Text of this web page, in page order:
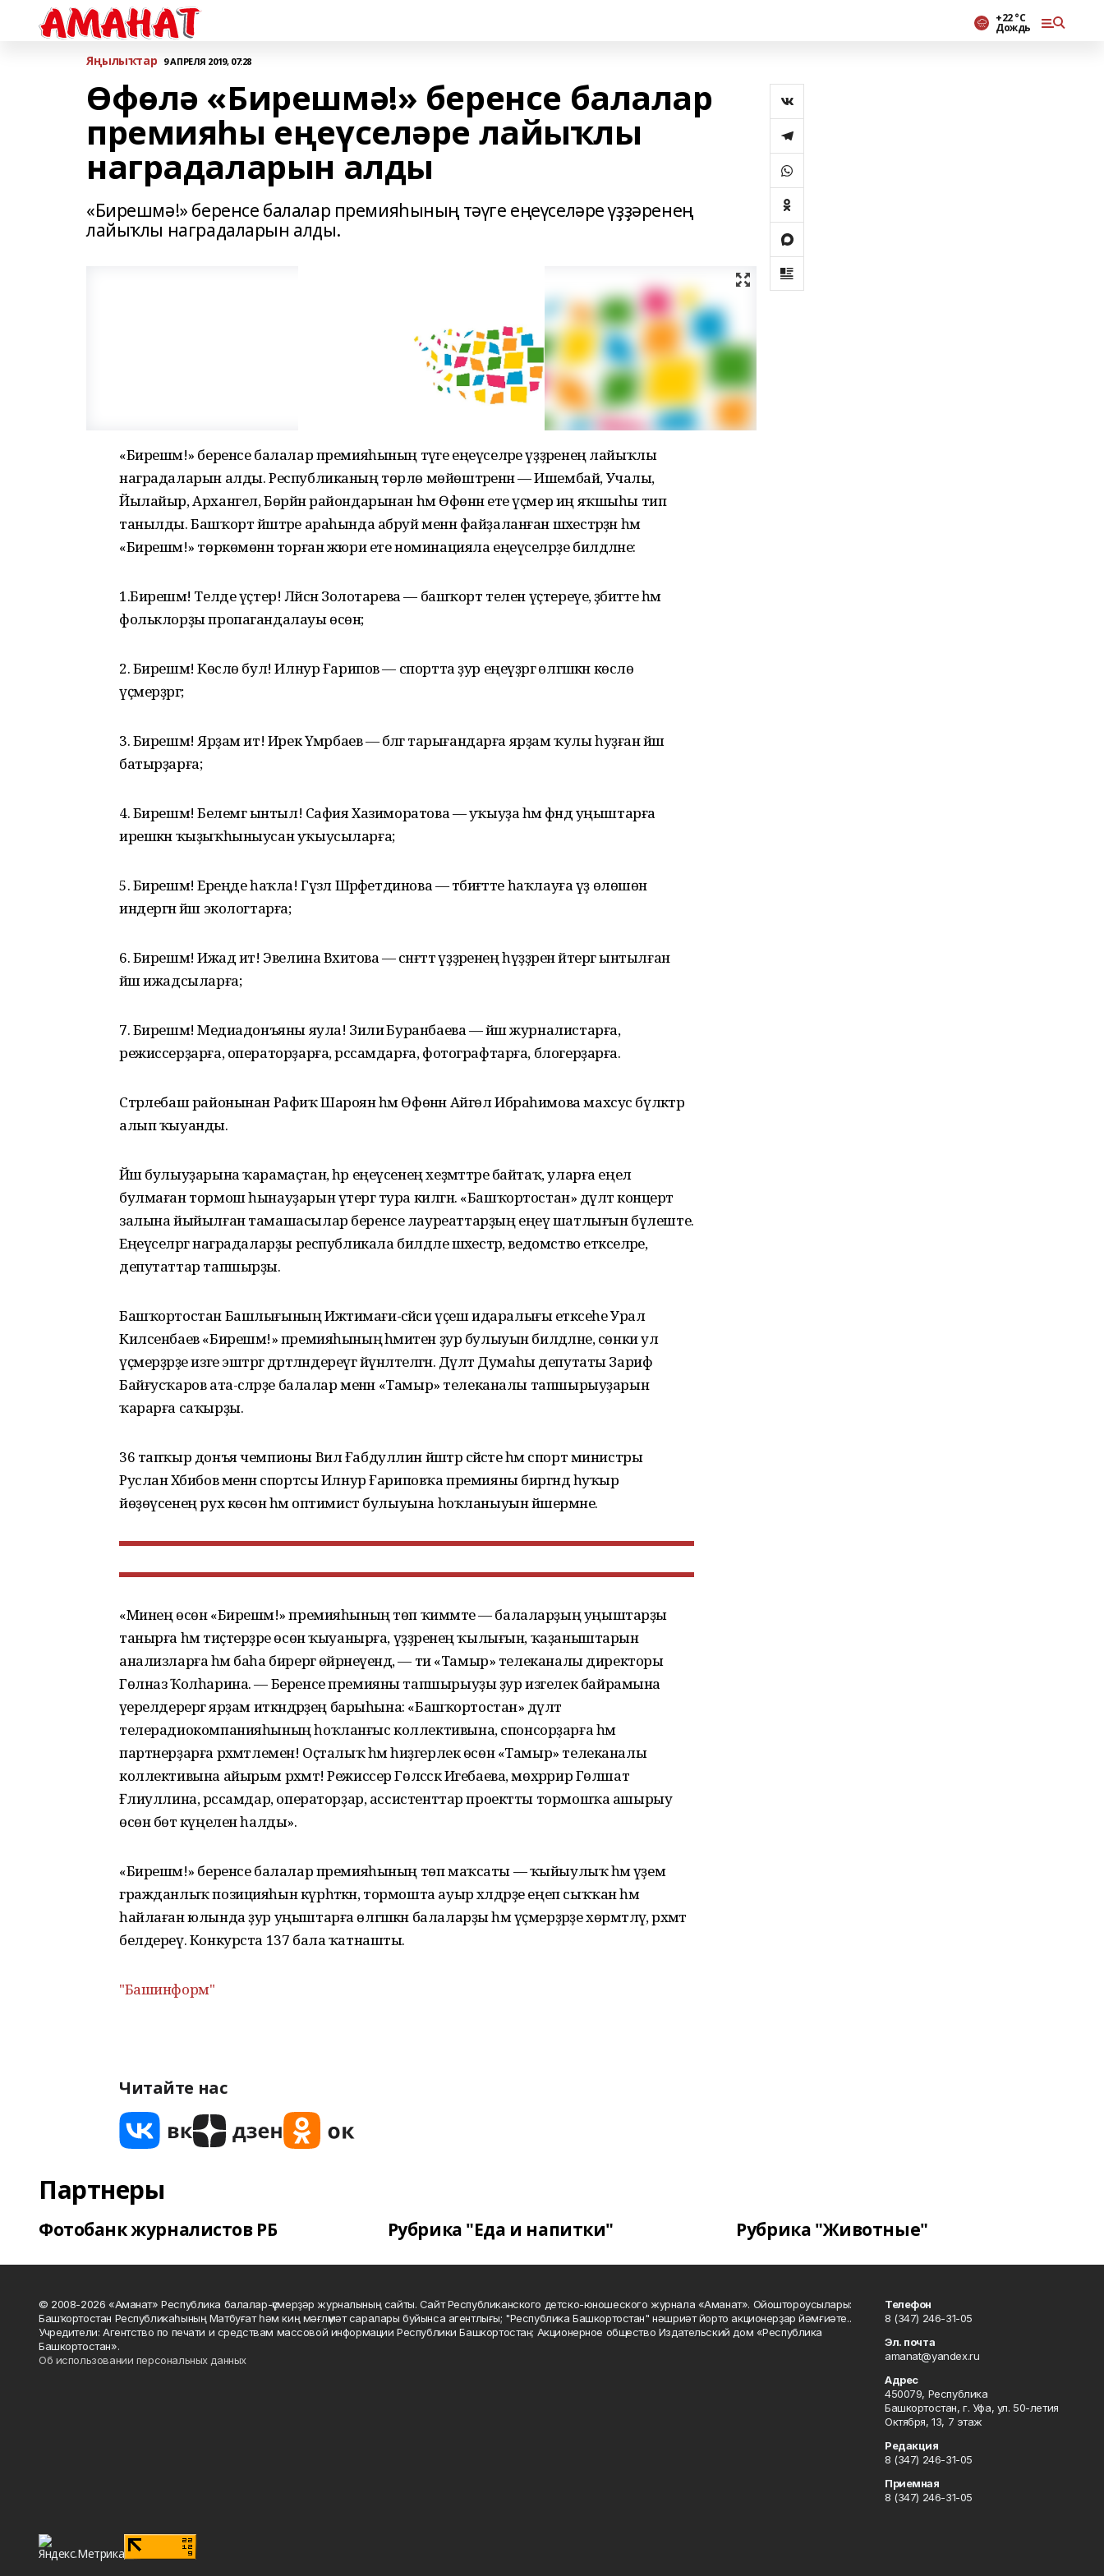
+22 °С
Дождь
Яңылыҡтар 9 АПРЕЛЯ 2019, 07:28
Өфөлә «Бирешмә!» беренсе балалар
премияһы еңеүселәре лайыҡлы
наградаларын алды
«Бирешмә!» беренсе балалар премияһының тәүге еңеүселәре үҙҙәренең
лайыҡлы наградаларын алды.
«Бирешмә!» беренсе балалар премияһының тәүге еңеүселәре үҙҙәренең лайыҡлы
наградаларын алды. Республиканың төрлө мөйөштәренән — Ишембай, Учалы,
Йылайыр, Архангел, Бөрйән райондарынан һәм Өфөнән ете үҫмер иң яҡшыһы тип
танылды. Башҡорт йәштәре араһында абруй менән файҙаланған шәхестәрҙән һәм
«Бирешмә!» төркөмөнән торған жюри ете номинацияла еңеүселәрҙе билдәләне:
1.Бирешмә! Телде үҫтер! Ләйсән Золотарева — башҡорт телен үҫтереүе, әҙәбиәтте һәм
фольклорҙы пропагандалауы өсөн;
2. Бирешмә! Көслө бул! Илнур Ғарипов — спортта ҙур еңеүҙәргә өлгәшкән көслө
үҫмерҙәргә;
3. Бирешмә! Ярҙам ит! Ирек Үмәрбаев — бәләгә тарығандарға ярҙам ҡулы һуҙған йәш
батырҙарға;
4. Бирешмә! Белемгә ынтыл! Сафия Хазиморатова — уҡыуҙа һәм фәндә уңыштарға
ирешкән ҡыҙыҡһыныусан уҡыусыларға;
5. Бирешмә! Ереңде һаҡла! Гүзәл Шәрәфетдинова — тәбиғәтте һаҡлауға үҙ өлөшөн
индергән йәш экологтарға;
6. Бирешмә! Ижад ит! Эвелина Вәхитова — сәнғәттә үҙҙәренең һүҙҙәрен әйтергә ынтылған
йәш ижадсыларға;
7. Бирешмә! Медиадонъяны яула! Зилиә Буранбаева — йәш журналистарға,
режиссерҙарға, операторҙарға, рәссамдарға, фотографтарға, блогерҙарға.
Стәрлебаш районынан Рафиҡ Шароян һәм Өфөнән Айгөл Ибраһимова махсус бүләктәр
алып ҡыуанды.
Йәш булыуҙарына ҡарамаҫтан, һәр еңеүсенең хеҙмәттәре байтаҡ, уларға еңел
булмаған тормош һынауҙарын үтергә тура килгән. «Башҡортостан» дәүләт концерт
залына йыйылған тамашасылар беренсе лауреаттарҙың еңеү шатлығын бүлеште.
Еңеүселәргә наградаларҙы республикала билдәле шәхестәр, ведомство етәкселәре,
депутаттар тапшырҙы.
Башҡортостан Башлығының Ижтимағи-сәйәси үҫеш идаралығы етәксеһе Урал
Килсенбаев «Бирешмә!» премияһының әһәмиәтен ҙур булыуын билдәләне, сөнки ул
үҫмерҙәрҙе изге эштәргә дәртләндереүгә йүнәлтелгән. Дәүләт Думаһы депутаты Зариф
Байғусҡаров ата-әсәләрҙе балалар менән «Тамыр» телеканалы тапшырыуҙарын
ҡарарға саҡырҙы.
36 тапҡыр донъя чемпионы Вил Ғабдуллин йәштәр сәйәсәте һәм спорт министры
Руслан Хәбибов менән спортсы Илнур Ғариповҡа премияны биргәндә һуҡыр
йөҙөүсенең рух көсөнә һәм оптимист булыуына һоҡланыуын йәшермәне.
«Минең өсөн «Бирешмә!» премияһының төп ҡиммәте — балаларҙың уңыштарҙы
танырға һәм тиҫтерҙәре өсөн ҡыуанырға, үҙҙәренең ҡылығын, ҡаҙаныштарын
анализларға һәм баһа бирергә өйрәнеүендә, — ти «Тамыр» телеканалы директоры
Гөлназ Ҡолһарина. — Беренсе премияны тапшырыуҙы ҙур изгелек байрамына
әүерелдерергә ярҙам иткәндәрҙең барыһына: «Башҡортостан» дәүләт
телерадиокомпанияһының һоҡланғыс коллективына, спонсорҙарға һәм
партнерҙарға рәхмәтлемен! Оҫталыҡ һәм һиҙгерлек өсөн «Тамыр» телеканалы
коллективына айырым рәхмәт! Режиссер Гөлсәсәк Игебаева, мөхәррир Гөлшат
Ғәлиуллина, рәссамдар, операторҙар, ассистенттар проектты тормошҡа ашырыу
өсөн бөтә күңелен һалды».
«Бирешмә!» беренсе балалар премияһының төп маҡсаты — ҡыйыулыҡ һәм әүҙем
гражданлыҡ позицияһын күрһәткән, тормошта ауыр хәлдәрҙе еңеп сыҡҡан һәм
һайлаған юлында ҙур уңыштарға өлгәшкән балаларҙы һәм үҫмерҙәрҙе хөрмәтләү, рәхмәт
белдереү. Конкурста 137 бала ҡатнашты.
"Башинформ"
Читайте нас
Партнеры
Фотобанк журналистов РБ Рубрика "Еда и напитки" Рубрика "Животные"
© 2008-2026 «Аманат» Республика балалар-үҫмерҙәр журналының сайты. Сайт Республиканского детско-юношеского журнала «Аманат». Ойоштороусылары:
Башҡортостан Республикаһының Матбуғат һәм киң мәғлүмәт саралары буйынса агентлығы; "Республика Башкортостан" нәшриәт йорто акционерҙар йәмғиәте..
Учредители: Агентство по печати и средствам массовой информации Республики Башкортостан; Акционерное общество Издательский дом «Республика
Башкортостан».
Об использовании персональных данных
Телефон
8 (347) 246-31-05
Эл. почта
amanat@yandex.ru
Адрес
450079, Республика
Башкортостан, г. Уфа, ул. 50-летия
Октября, 13, 7 этаж
Редакция
8 (347) 246-31-05
Приемная
8 (347) 246-31-05